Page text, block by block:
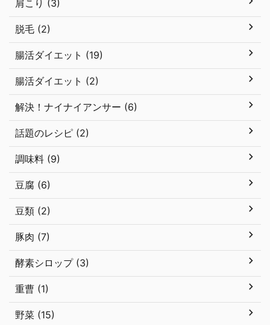
肩こり (3)
脱毛 (2)
腸活ダイエット (19)
腸活ダイエット (2)
解決！ナイナイアンサー (6)
話題のレシピ (2)
調味料 (9)
豆腐 (6)
豆類 (2)
豚肉 (7)
酵素シロップ (3)
重曹 (1)
野菜 (15)